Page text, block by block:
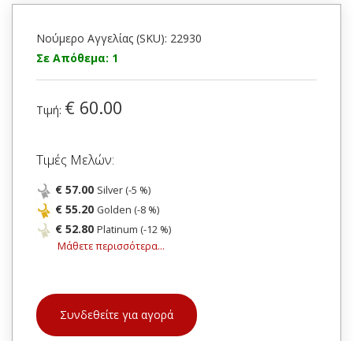
Νούμερο Αγγελίας (SKU): 22930
Σε Απόθεμα: 1
Τιμή: € 60.00
Τιμές Μελών:
€ 57.00 Silver (-5 %)
€ 55.20 Golden (-8 %)
€ 52.80 Platinum (-12 %)
Μάθετε περισσότερα...
Συνδεθείτε για αγορά